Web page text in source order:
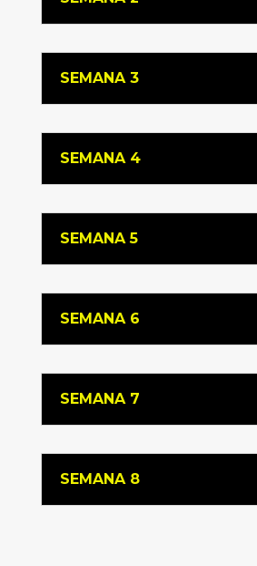
SEMANA 3
SEMANA 4
SEMANA 5
SEMANA 6
SEMANA 7
SEMANA 8